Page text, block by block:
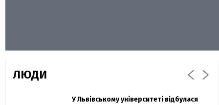
ЛЮДИ
Павло Дак
Захисник "Азовсталі" Діанов вдруге
У Львівському університеті відбулася